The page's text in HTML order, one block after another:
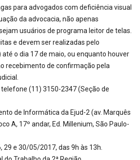
para advogados com deficiência visual
da advocacia, não apenas
usuários de programa leitor de telas.
e devem ser realizadas pelo
até o dia 17 de maio, ou enquanto houver
recebimento de confirmação pela
(11) 3150-2347 (Seção de
de Informática da Ejud-2 (av. Marquês
A, 17º andar, Ed. Millenium, São Paulo-
29 e 30/05/2017, das 9h às 13h.